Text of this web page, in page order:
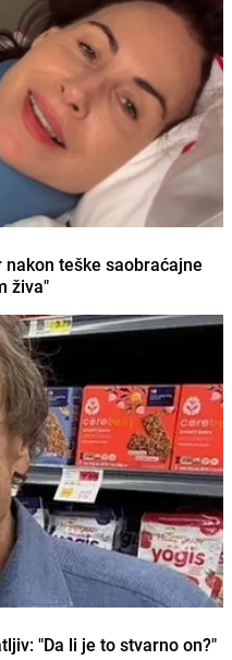
teške saobraćajne
živa"
"Da li je to stvarno on?"